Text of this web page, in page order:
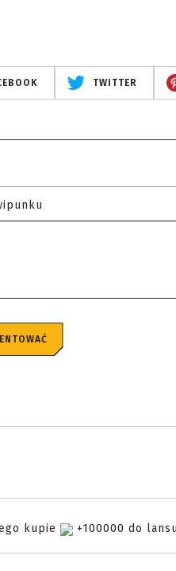
TWITTER
kupie
+100000 do lansu